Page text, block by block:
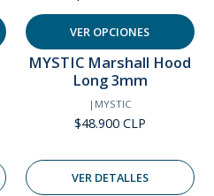
VER OPCIONES
Agotado
MYSTIC Marshall Hood
Long 3mm
| MYSTIC
$48.900 CLP
VER DETALLES